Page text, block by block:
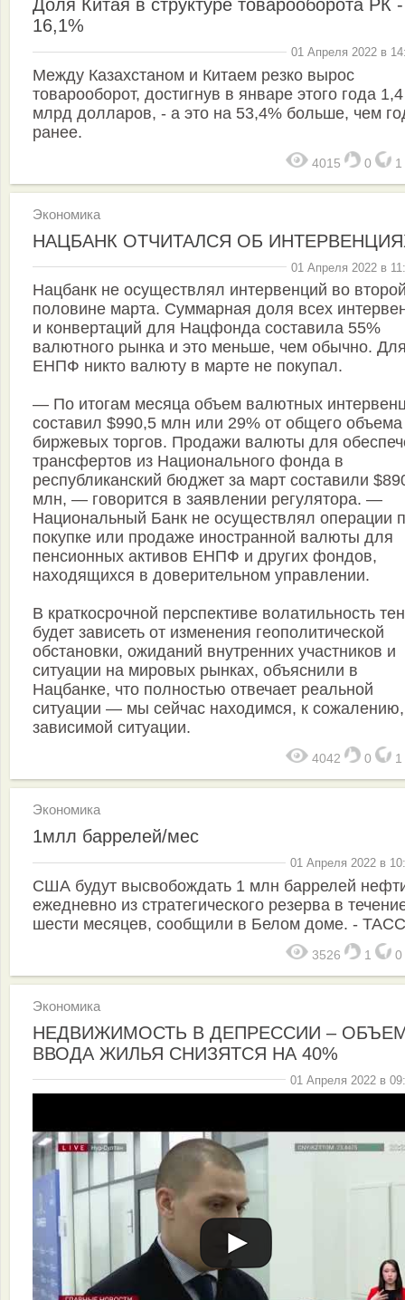
Доля Китая в структуре товарооборота РК -
16,1%
01 Апреля 2022 в
Между Казахстаном и Китаем резко вырос
товарооборот, достигнув в январе этого года 1,4
млрд долларов, - а это на 53,4% больше, чем
ранее.
4015 0 1
Экономика
НАЦБАНК ОТЧИТАЛСЯ ОБ
01 Апреля 2022 в
Нацбанк не осуществлял интервенций во
половине марта. Суммарная доля всех
и конвертаций для Нацфонда составила 55%
валютного рынка и это меньше, чем обычно.
ЕНПФ никто валюту в марте не покупал.
— По итогам месяца объем валютных
составил $990,5 млн или 29% от общего объема
биржевых торгов. Продажи валюты для
трансфертов из Национального фонда в
республиканский бюджет за март составили
млн, — говорится в заявлении регулятора. —
Национальный Банк не осуществлял операции
покупке или продаже иностранной валюты для
пенсионных активов ЕНПФ и других фондов,
находящихся в доверительном управлении.
В краткосрочной перспективе волатильность
будет зависеть от изменения геополитической
обстановки, ожиданий внутренних участников и
ситуации на мировых рынках, объяснили в
Нацбанке, что полностью отвечает реальной
ситуации — мы сейчас находимся, к
зависимой ситуации.
4042 0 1
Экономика
1млл баррелей/мес
01 Апреля 2022 в
США будут высвобождать 1 млн баррелей
ежедневно из стратегического резерва в
шести месяцев, сообщили в Белом доме. -
3526 1 0
Экономика
НЕДВИЖИМОСТЬ В ДЕПРЕССИИ –
ВВОДА ЖИЛЬЯ СНИЗЯТСЯ НА 40%
01 Апреля 2022 в